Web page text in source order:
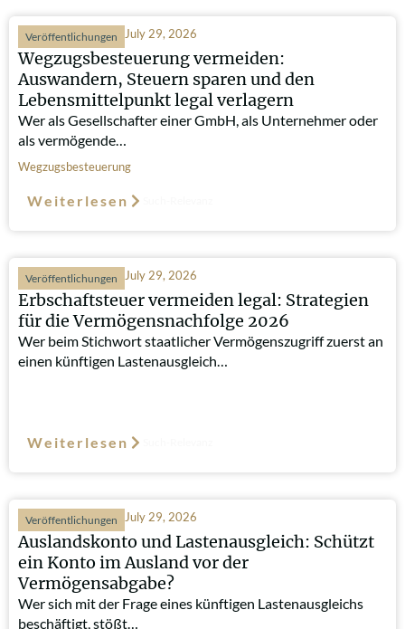
Veröffentlichungen July 29, 2026
Wegzugsbesteuerung vermeiden:
Auswandern, Steuern sparen und den
Lebensmittelpunkt legal verlagern
Wer als Gesellschafter einer GmbH, als Unternehmer oder
als vermögende…
Wegzugsbesteuerung
Weiterlesen
Veröffentlichungen July 29, 2026
Erbschaftsteuer vermeiden legal: Strategien
für die Vermögensnachfolge 2026
Wer beim Stichwort staatlicher Vermögenszugriff zuerst an
einen künftigen Lastenausgleich…
Weiterlesen
Veröffentlichungen July 29, 2026
Auslandskonto und Lastenausgleich: Schützt
ein Konto im Ausland vor der
Vermögensabgabe?
Wer sich mit der Frage eines künftigen Lastenausgleichs
beschäftigt, stößt…